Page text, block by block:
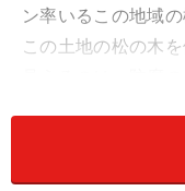
ン率いるこの地域
この土地の松の木